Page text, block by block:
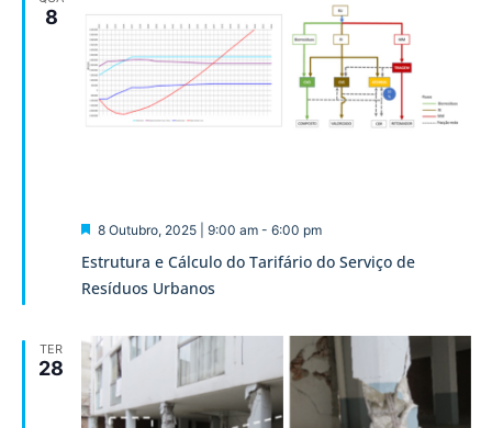
8
Estrutura e Cálculo do Tarifário do Serviço de
Resíduos Urbanos
Destaque
8 Outubro, 2025 | 9:00 am- 6:00 pm
TER
28